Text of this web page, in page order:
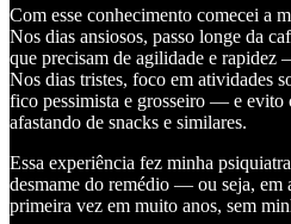
Com esse conhecimento comecei a
Nos dias ansiosos, passo longe da
que precisam de agilidade e
Nos dias tristes, foco em atividades
fico pessimista e grosseiro — e evito
afastando de snacks e similares.
Essa experiência fez minha
desmame do remédio — ou seja, em
primeira vez em muito anos, sem